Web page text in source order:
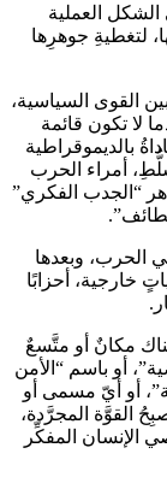
العملية
لتغطيةِ جوهرِها
القوى السياسية،
لا تكون قائمة
بالديموقراطية
أمراء الحرب
“الجدب الفكري”
الحرب، وبعدها
خارجية، أحزابًا
مكانٌ أو متَّسعٌ
أو باسم “الأمن
أو أيّ مسمى أو
القوَّة المجرَّدة،
الإنسان المفكِّر